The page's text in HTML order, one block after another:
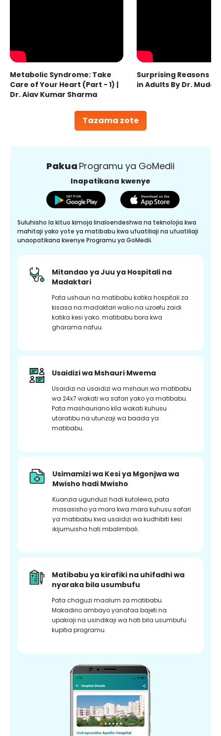
Tazama zote
Metabolic Syndrome: Take
Care of Your Heart (Part - 1) |
Dr. Ajay Kumar Sharma
Surprising Reasons
in Adults By Dr.
Pakua Programu ya GoMedii
Inapatikana kwenye
Suluhisho la kituo kimoja linaloendeshwa na teknolojia kwa
mahitaji yako yote ya matibabu kwa ufuatiliaji na ufuatiliaji
unaopatikana kwenye Programu ya GoMedii.
Mitandao ya Juu ya Hospitali na
Madaktari
Pata ushauri na matibabu katika hospitali za
kisasa na madaktari walio na uzoefu zaidi
katika kesi yako. matibabu bora kwa
gharama nafuu.
Usaidizi wa Mshauri Mwema
Usaidizi na usaidizi wa mshauri wa matibabu
wa 24x7 wakati wa safari yako ya matibabu.
Pata mashauriano kila wakati kuhusu
utaratibu na utunzaji wa baada ya
matibabu.
Usimamizi wa Kesi ya Mgonjwa wa
Mwisho hadi Mwisho
Kuanzia ugunduzi hadi kutolewa, pata
masasisho ya mara kwa mara kuhusu safari
ya matibabu kwa usaidizi wa kudhibiti kesi
ikijumuisha hati mbalimbali.
Matibabu ya kirafiki na uhifadhi wa
nyaraka bila usumbufu
Pata chaguzi maalum za matibabu.
Makadirio ambayo yanafaa bajeti na
upakiaji na usindikaji wa hati bila usumbufu
kupitia programu.